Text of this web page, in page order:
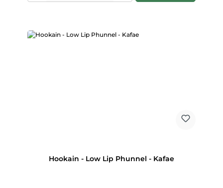
Hookain - Low Lip Phunnel - Kafae